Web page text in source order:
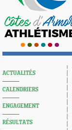
ACTUALITÉS
CALENDRIERS
ENGAGEMENT
RÉSULTATS